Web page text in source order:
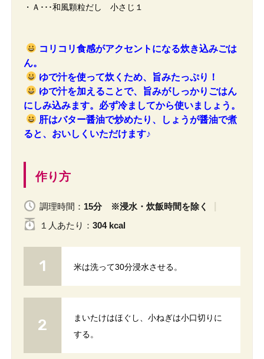
・Ａ･･･和風顆粒だし 小さじ１
コリコリ食感がアクセントになる炊き込みごは
ん。
ゆで汁を使って炊くため、旨みたっぷり！
ゆで汁を加えることで、旨みがしっかりごはん
にしみ込みます。必ず冷ましてから使いましょう。
肝はバター醤油で炒めたり、しょうが醤油で煮
ると、おいしくいただけます♪
作り方
調理時間： 15分 ※浸水・炊飯時間を除く
１人 あたり ： 304 kcal
米は洗って30分浸水させる。
まいたけはほぐし、小ねぎは小口切りに
する。